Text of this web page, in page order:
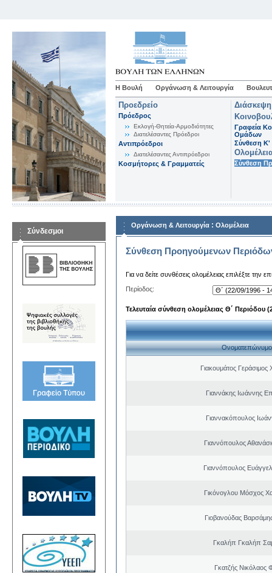
Η Βουλή Οργάνωση & Λειτουργία
Προεδρείο
Πρόεδρος
Εκλογή-Θητεία-Αρμοδιότητες
Διατελέσαντες Πρόεδροι
Αντιπρόεδροι
Διατελέσαντες Αντιπρόεδροι
Κοσμήτορες & Γραμματείς
Γραφεία
Ομάδων
Σύνθεση K'
Σύνθεση
Σύνδεσμοι
Οργάνωση & Λειτουργία : Ολομέλεια
Σύνθεση Προηγούμενων
Για να δείτε συνθέσεις ολομέλειας επιλέξτε την
Περίοδος:
Τελευταία σύνθεση ολομέλειας Θ΄ Περιόδου
Ονοματεπώνυμο
Γιακουμάτος
Γιαννάκης Ιωάννης
Γιαννακόπουλος
Γιαννόπουλος
Γιαννόπουλος
Γικόνογλου Μόσχος
Γιοβανούδας
Γκαλήπ Γκαλήπ
Γκατζής Νικόλαος